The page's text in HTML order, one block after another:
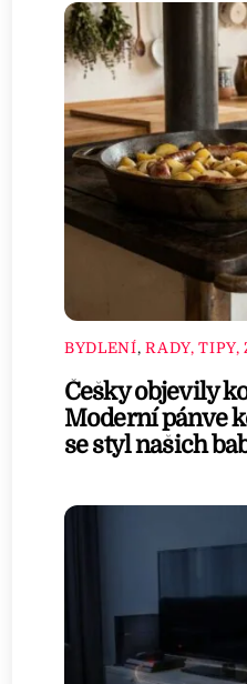
BYDLENÍ,RADY,
Češky objevily
Moderní pánve
se styl našich